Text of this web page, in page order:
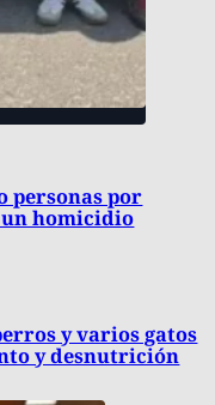
personas por
homicidio
y varios gatos
y desnutrición